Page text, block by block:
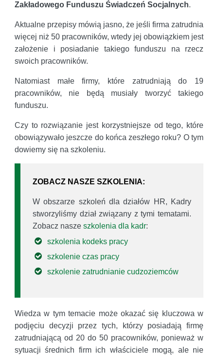
Zakładowego Funduszu Świadczeń Socjalnych.
Aktualne przepisy mówią jasno, że jeśli firma zatrudnia
więcej niż 50 pracowników, wtedy jej obowiązkiem jest
założenie i posiadanie takiego funduszu na rzecz
swoich pracowników.
Natomiast małe firmy, które zatrudniają do 19
pracowników, nie będą musiały tworzyć takiego
funduszu.
Czy to rozwiązanie jest korzystniejsze od tego, które
obowiązywało jeszcze do końca zeszłego roku? O tym
dowiemy się na szkoleniu.
ZOBACZ NASZE SZKOLENIA:
W obszarze szkoleń dla działów HR, Kadry
stworzyliśmy dział związany z tymi tematami.
Zobacz nasze szkolenia dla kadr:
szkolenia kodeks pracy
szkolenie czas pracy
szkolenie zatrudnianie cudzoziemców
Wiedza w tym temacie może okazać się kluczowa w
podjęciu decyzji przez tych, którzy posiadają firmę
zatrudniającą od 20 do 50 pracowników, ponieważ w
sytuacji średnich firm ich właściciele mogą, ale nie